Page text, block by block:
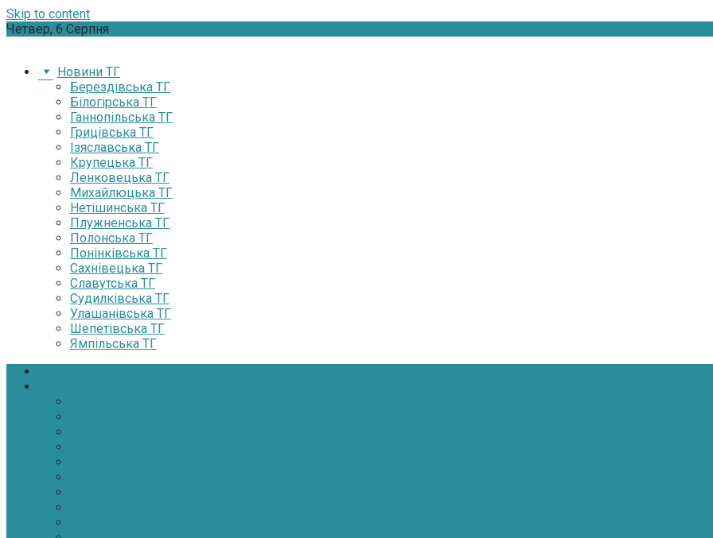
Skip to content
Четвер, 6 Серпня
Новини ТГ
Берездівська ТГ
Білогірська ТГ
Ганнопільська ТГ
Грицівська ТГ
Ізяславська ТГ
Крупецька ТГ
Ленковецька ТГ
Михайлюцька ТГ
Нетішинська ТГ
Плужненська ТГ
Полонська ТГ
Понінківська ТГ
Сахнівецька ТГ
Славутська ТГ
Судилківська ТГ
Улашанівська ТГ
Шепетівська ТГ
Ямпільська ТГ